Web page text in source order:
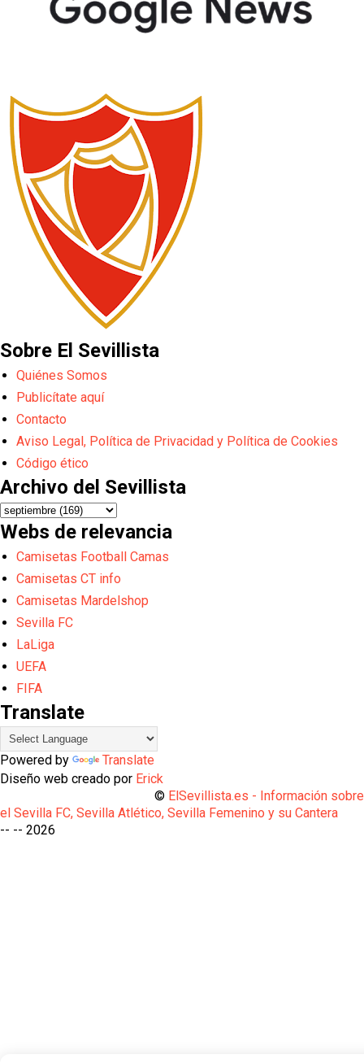
Sobre El Sevillista
Quiénes Somos
Publicítate aquí
Contacto
Aviso Legal, Política de Privacidad y Política de Cookies
Código ético
Archivo del Sevillista
Webs de relevancia
Camisetas Football Camas
Camisetas CT info
Camisetas Mardelshop
Sevilla FC
LaLiga
UEFA
FIFA
Translate
Powered by
Translate
Diseño web creado por Erick
© ElSevillista.es - Información sobre
el Sevilla FC, Sevilla Atlético, Sevilla Femenino y su Cantera
-- -- 2026